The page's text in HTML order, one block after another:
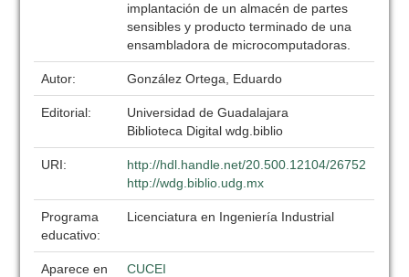
implantación de un almacén de partes
sensibles y producto terminado de una
ensambladora de microcomputadoras.
Autor: González Ortega, Eduardo
Editorial:
Universidad de Guadalajara
Biblioteca Digital wdg.biblio
URI:
http://hdl.handle.net/20.500.12104/26752
http://wdg.biblio.udg.mx
Programa
educativo:
Licenciatura en Ingeniería Industrial
Aparece en
CUCEI